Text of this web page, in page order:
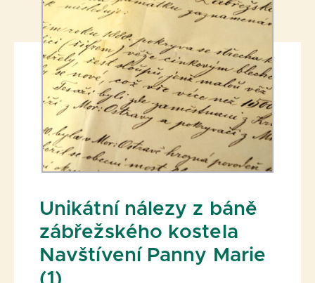
Unikátní nálezy z báně
zábřežského kostela
Navštívení Panny Marie
(1)